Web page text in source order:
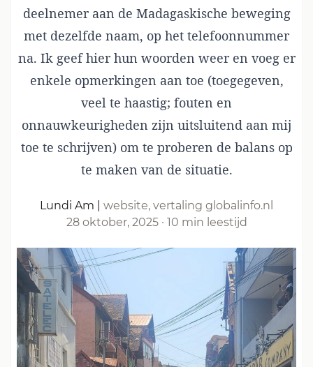
deelnemer aan de Madagaskische beweging
met dezelfde naam, op het telefoonnummer
na. Ik geef hier hun woorden weer en voeg er
enkele opmerkingen aan toe (toegegeven,
veel te haastig; fouten en
onnauwkeurigheden zijn uitsluitend aan mij
toe te schrijven) om te proberen de balans op
te maken van de situatie.
Lundi Am
website, vertaling globalinfo.nl
28 oktober, 2025 · 10 min leestijd